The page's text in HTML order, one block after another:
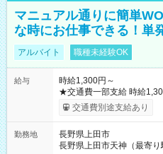
マニュアル通りに簡単
な時にお仕事できる！単
アルバイト 職種未経験OK
給与
時給1,300円～
★交通費一部支給 時給1,300円～ ※試験・役割により手当あり
※勤務回数により昇給あ
り！】 希望される場合、
例】 ・河合塾模擬試験
×8時間＝日収10,400円＋
交通費別途支給あり
勤務地
長野県上田市
長野県上田市天神（最寄り